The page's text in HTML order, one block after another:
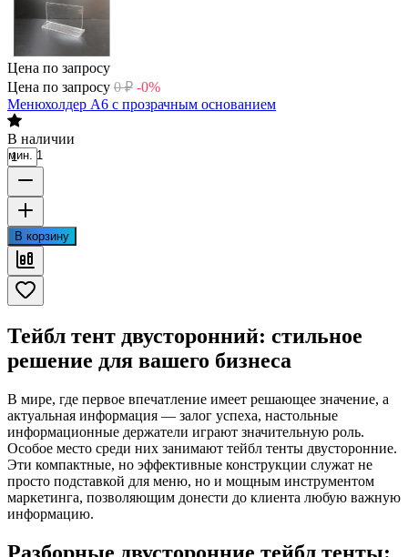
Цена по запросу
Цена по запросу 0 ₽ -0%
Менюхолдер А6 с прозрачным основанием
В наличии
мин. 1
В корзину
Тейбл тент двусторонний: стильное
решение для вашего бизнеса
В мире, где первое впечатление имеет решающее значение, а
актуальная информация — залог успеха, настольные
информационные держатели играют значительную роль.
Особое место среди них занимают тейбл тенты двусторонние.
Эти компактные, но эффективные конструкции служат не
просто подставкой для меню, но и мощным инструментом
маркетинга, позволяющим донести до клиента любую важную
информацию.
Разборные двусторонние тейбл тенты: